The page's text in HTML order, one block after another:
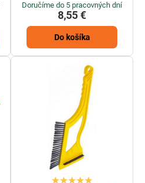
Doručíme do 5 pracovných dní
8,55 €
Do košíka